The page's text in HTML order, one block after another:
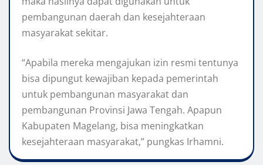
pembangunan daerah dan kesejahteraan
masyarakat sekitar.
“Apabila mereka mengajukan izin resmi tentunya
bisa dipungut kewajiban kepada pemerintah
untuk pembangunan masyarakat dan
pembangunan Provinsi Jawa Tengah. Apapun
Kabupaten Magelang, bisa meningkatkan
kesejahteraan masyarakat,” pungkas Irhamni.